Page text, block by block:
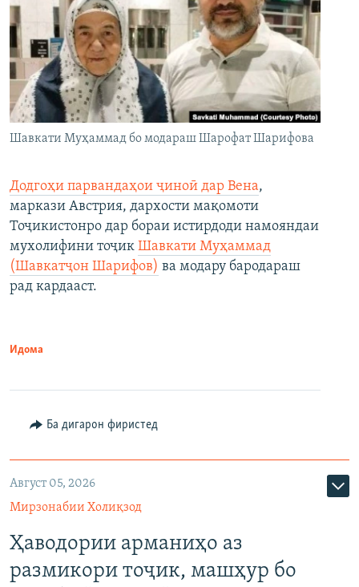
Шавкати Муҳаммад бо модараш Шарофат Шарифова
Додгоҳи парвандаҳои ҷиноӣ дар Вена,
маркази Австрия, дархости мақомоти
Тоҷикистонро дар бораи истирдоди намояндаи
мухолифини тоҷик Шавкати Муҳаммад
(Шавкатҷон Шарифов) ва модару бародараш
рад кардааст.
Идома
Ба дигарон фиристед
Август 05, 2026
Мирзонабии Холиқзод
Ҳаводории арманиҳо аз
размикори тоҷик, машҳур бо